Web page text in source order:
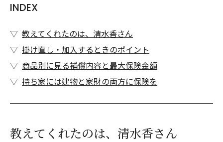
INDEX
教えてくれたのは、清水香さん
掛け直し・加入するときのポイント
商品別に見る補償内容と最大保険金額
持ち家には建物と家財の両方に保険を
教えてくれたのは、清水香さん